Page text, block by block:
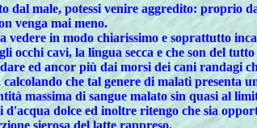
dal male, potessi venire aggredito: proprio
venga mai meno.
in modo chiarissimo e soprattutto
occhi cavi, la lingua secca e che son del
ed ancor più dai morsi dei cani randagi
che tal genere di malati presenta
massima di sangue malato sin quasi al
dolce ed inoltre ritengo che sia
sierosa del latte rappreso.